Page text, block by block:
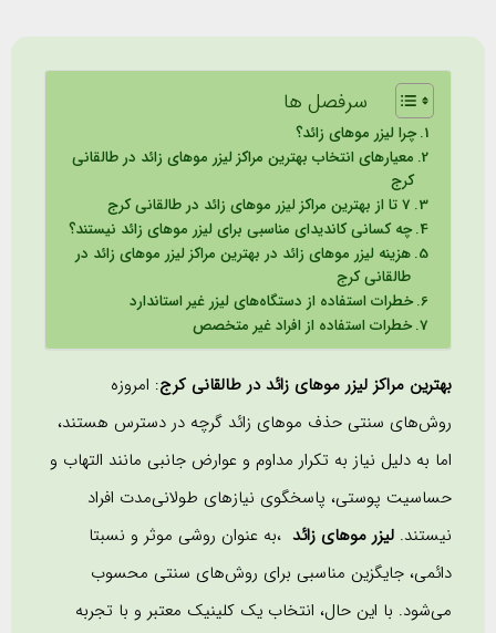
سرفصل ها
چرا لیزر موهای زائد؟
معیارهای انتخاب بهترین مراکز لیزر موهای زائد در طالقانی
کرج
7 تا از بهترین مراکز لیزر موهای زائد در طالقانی کرج
چه کسانی کاندیدای مناسبی برای لیزر موهای زائد نیستند؟
هزینه لیزر موهای زائد در بهترین مراکز لیزر موهای زائد در
طالقانی کرج
خطرات استفاده از دستگاه‌های لیزر غیر استاندارد
خطرات استفاده از افراد غیر متخصص
بهترین مراکز لیزر موهای زائد در طالقانی کرج: امروزه
روش‌های سنتی حذف موهای زائد گرچه در دسترس هستند،
اما به دلیل نیاز به تکرار مداوم و عوارض جانبی مانند التهاب و
حساسیت پوستی، پاسخگوی نیازهای طولانی‌مدت افراد
نیستند. لیزر موهای زائد ،به عنوان روشی موثر و نسبتا
دائمی، جایگزین مناسبی برای روش‌های سنتی محسوب
می‌شود. با این حال، انتخاب یک کلینیک معتبر و با تجربه